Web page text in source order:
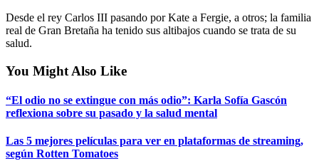
Desde el rey Carlos III pasando por Kate a Fergie, a otros; la familia
real de Gran Bretaña ha tenido sus altibajos cuando se trata de su
salud.
You Might Also Like
“El odio no se extingue con más odio”: Karla Sofía Gascón
reflexiona sobre su pasado y la salud mental
Las 5 mejores películas para ver en plataformas de streaming,
según Rotten Tomatoes